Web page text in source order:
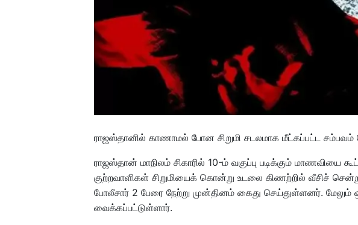
ராஜஸ்தானில் காணாமல் போன சிறுமி சடலமாக மீட்கப்பட்ட சம்பவம்
ராஜஸ்தான் மாநிலம் சிகாரில் 10-ம் வகுப்பு படிக்கும் மாணவியை
குற்றவாளிகள் சிறுமியைக் கொன்று உடலை கிணற்றில் வீசிச்
போலீசார் 2 பேரை நேற்று முன்தினம் கைது செய்துள்ளனர். மேலும்
வைக்கப்பட்டுள்ளார்.